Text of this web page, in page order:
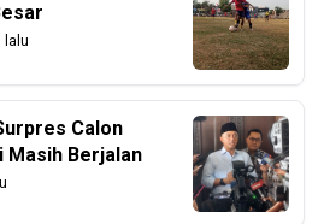
lalu
Calon
Masih Berjalan